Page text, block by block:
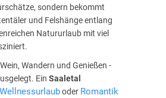
sondern bekommt
und Felshänge entlang
Natururlaub mit viel
Wandern und Genießen -
Ein Saaletal
Wellnessurlauboder Romantik